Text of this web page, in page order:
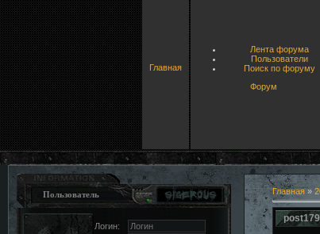
Главная
Лента форума
Пользователи
Поиск по форуму
Форум
Пользователь
Логин:
Главная»